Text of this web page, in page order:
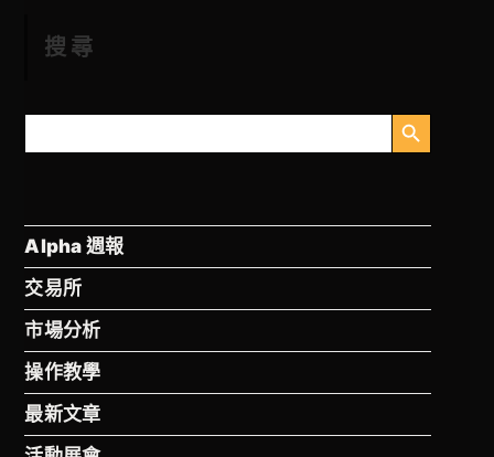
搜尋
搜
搜尋按鈕
Alpha 週報
交易所
市場分析
操作教學
最新文章